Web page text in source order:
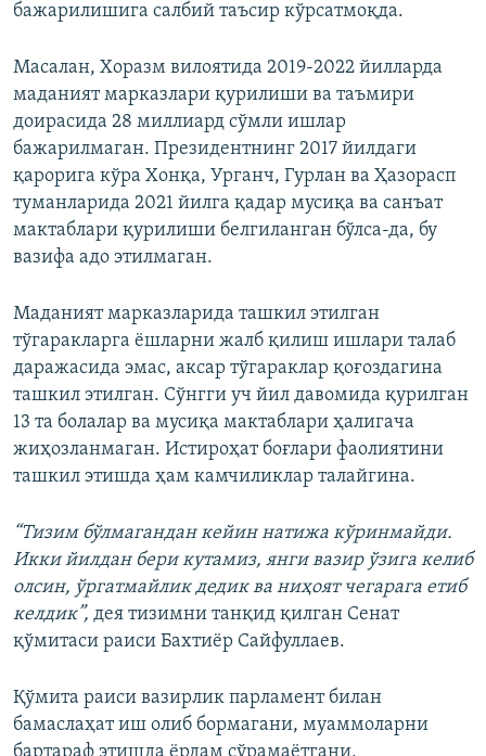
бажарилишига салбий таъсир кўрсатмоқда.
Масалан, Хоразм вилоятида 2019-2022 йилларда
маданият марказлари қурилиши ва таъмири
доирасида 28 миллиард сўмли ишлар
бажарилмаган. Президентнинг 2017 йилдаги
қарорига кўра Хонқа, Урганч, Гурлан ва Ҳазорасп
туманларида 2021 йилга қадар мусиқа ва санъат
мактаблари қурилиши белгиланган бўлса-да, бу
вазифа адо этилмаган.
Маданият марказларида ташкил этилган
тўгаракларга ёшларни жалб қилиш ишлари талаб
даражасида эмас, аксар тўгараклар қоғоздагина
ташкил этилган. Сўнгги уч йил давомида қурилган
13 та болалар ва мусиқа мактаблари ҳалигача
жиҳозланмаган. Истироҳат боғлари фаолиятини
ташкил этишда ҳам камчиликлар талайгина.
“Тизим бўлмагандан кейин натижа кўринмайди.
Икки йилдан бери кутамиз, янги вазир ўзига келиб
олсин, ўргатмайлик дедик ва ниҳоят чегарага етиб
келдик”, дея тизимни танқид қилган Сенат
қўмитаси раиси Бахтиёр Сайфуллаев.
Қўмита раиси вазирлик парламент билан
бамаслаҳат иш олиб бормагани, муаммоларни